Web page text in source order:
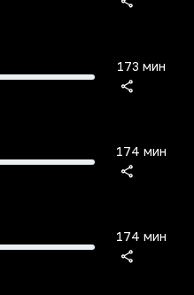
173 мин
174 мин
174 мин